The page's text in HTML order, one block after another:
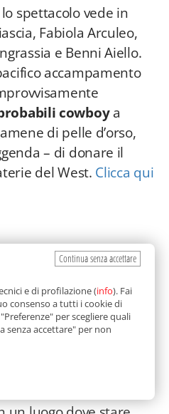
spettacolo vede in
Fabiola Arculeo,
e Benni Aiello.
accampamento
cowboya
di pelle d’orso,
– di donare il
del West. Clicca qui
Viva, Palermo
laboratori gratuiti per
agli 8 anni, curata dal
Maredù, ogni
12.00.
esplorazioni e visite
Memoria Viva di
Continua senza accettare
e di profilazione (info). Fai
consenso a tutti i cookie di
per scegliere quali
senza accettare" per non